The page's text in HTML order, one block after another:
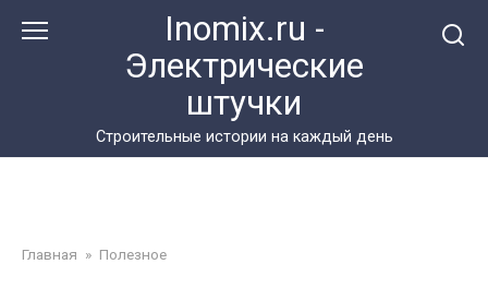
Inomix.ru -
Электрические
штучки
Cтроительные истории на каждый день
Главная » Полезное